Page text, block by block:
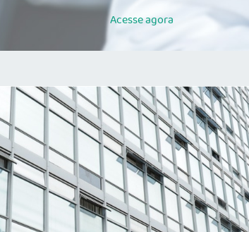
Acesseagora